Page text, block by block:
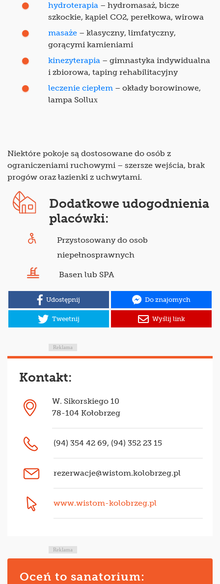
hydroterapia – hydromasaż, bicze
szkockie, kąpiel CO2, perełkowa, wirowa
masaże – klasyczny, limfatyczny,
gorącymi kamieniami
kinezyterapia – gimnastyka indywidualna
i zbiorowa, taping rehabilitacyjny
leczenie ciepłem – okłady borowinowe,
lampa Sollux
Niektóre pokoje są dostosowane do osób z
ograniczeniami ruchowymi – szersze wejścia, brak
progów oraz łazienki z uchwytami.
Dodatkowe udogodnienia
placówki:
Przystosowany do osob
niepełnosprawnych
Basen lub SPA
Udostępnij Do znajomych
Tweetnij Wyślij link
Reklama
Kontakt:
W. Sikorskiego 10
78-104 Kołobrzeg
(94) 354 42 69, (94) 352 23 15
rezerwacje@wistom.kolobrzeg.pl
www.wistom-kolobrzeg.pl
Reklama
Oceń to sanatorium: